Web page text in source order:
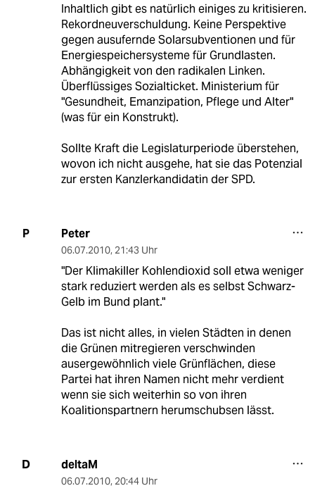
Inhaltlich gibt es natürlich einiges zu kritisieren.
Rekordneuverschuldung. Keine Perspektive
gegen ausufernde Solarsubventionen und für
Energiespeichersysteme für Grundlasten.
Abhängigkeit von den radikalen Linken.
Überflüssiges Sozialticket. Ministerium für
"Gesundheit, Emanzipation, Pflege und Alter"
(was für ein Konstrukt).
Sollte Kraft die Legislaturperiode überstehen,
wovon ich nicht ausgehe, hat sie das Potenzial
zur ersten Kanzlerkandidatin der SPD.
P Peter
06.07.2010, 21:43 Uhr
"Der Klimakiller Kohlendioxid soll etwa weniger
stark reduziert werden als es selbst Schwarz-
Gelb im Bund plant."
Das ist nicht alles, in vielen Städten in denen
die Grünen mitregieren verschwinden
ausergewöhnlich viele Grünflächen, diese
Partei hat ihren Namen nicht mehr verdient
wenn sie sich weiterhin so von ihren
Koalitionspartnern herumschubsen lässt.
D deltaM
06.07.2010, 20:44 Uhr